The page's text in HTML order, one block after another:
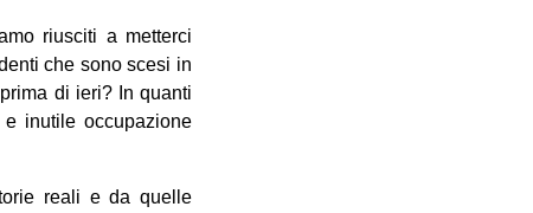
riusciti a metterci
che sono scesi in
di ieri? In quanti
inutile occupazione
reali e da quelle